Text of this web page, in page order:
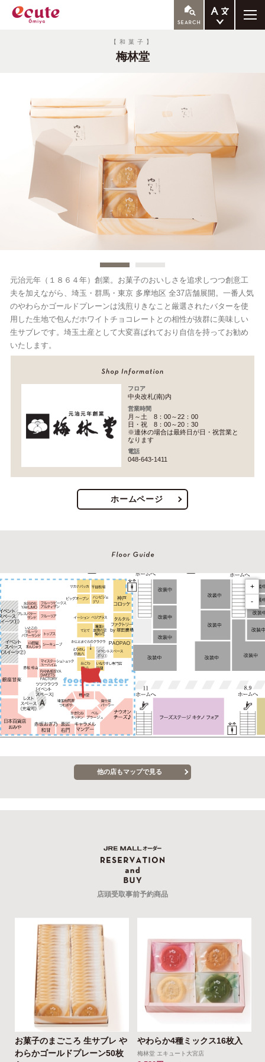
【和菓子】
梅林堂
元治元年（１８６４年）創業。お菓子のおいしさを追求しつつ創意工
夫を加えながら、埼玉・群馬・東京 多摩地区 全37店舗展開。一番人気
のやわらかゴールドプレーンは浅煎りきなこと厳選されたバターを使
用した生地で包んだホワイトチョコレートとの相性が抜群に美味しい
生サブレです。埼玉土産として大変喜ばれており自信を持ってお勧め
いたします。
フロア
中央改札(南)内
営業時間
月～土 8：00～22：00
日・祝 8：00～20：30
※連休の場合は最終日が日・祝営業と
なります
電話
048-643-1411
ホームページ
+
-
他の店もマップで見る
店頭受取事前予約商品
お菓子のまごころ 生サブレ や
わらかゴールドプレーン50枚
やわらか4種ミックス16枚入
梅林堂 エキュート大宮店